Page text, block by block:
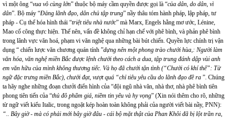
vì một ông “vua vô cùng lớn” thuộc bộ máy cầm quyền được gọi là “của dân, do dân, vì
dân”. Bộ máy “Đảng lãnh đạo, dân chủ tập trung” nầy thâu tóm hành pháp, lập pháp, tư
pháp - Cụ thể hóa hình thái “triệt tiêu nhà nước” mà Marx, Engels hằng mơ ước, Lénine,
Mao cố công thực hiện. Thế nên, vấn đề không chỉ hạn chế với phê bình, và phản phê bình
trong lãnh vực văn hoá, phạm vi văn nghệ qua những bài bút chiến. Quyền lực chính trị vận
dụng “ chiến lược văn chương quán tính ”dựng nên một phong trào chưởi hùa,: Người làm
văn hóa, văn nghệ miền Bắc được lệnh chưởi theo cách a dua, tập trung đánh dập vùi anh
em văn hữu của mình không thương tiếc. Và họ đã chưởi tận tình (“Chưởi có khí thế”: Từ
ngữ đặc trưng miền Bắc), chưởi đạt, vượt quá “chỉ tiêu yêu cầu do lãnh đạo đề ra ”. Chúng
ta hãy nghe những đoạn chưởi điển hình của “đội ngũ nhà văn, nhà thơ, nhà phê bình tiên
phong tiên tiến của “thủ đô phẩm giá, niềm tin yêu và hy vọng” (Xin nói thêm cho rõ, những
từ ngữ viết kiểu Italic, trong ngoặt kép hoàn toàn không phải của người viết bài nầy, PNN):
“.. Bây giờ - mà có phải mới bây giờ đâu - cái bộ mặt thật của Phan Khôi đã bị lột trần ra,